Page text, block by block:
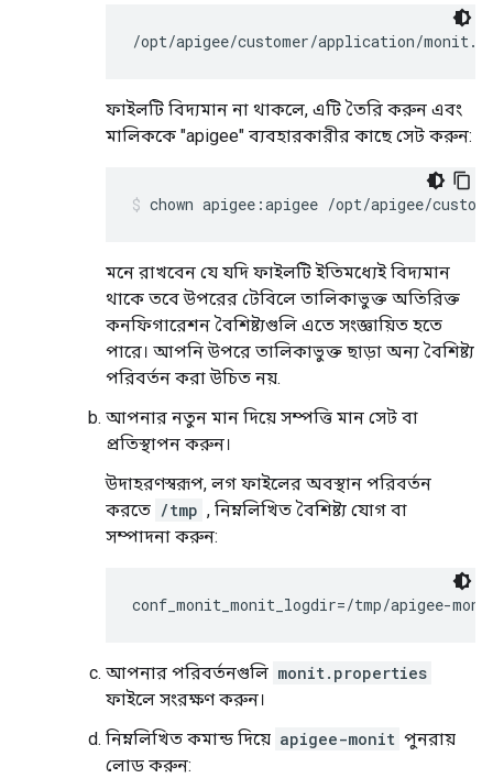
/opt/apigee/customer/application/
ফাইলটি বিদ্যমান না থাকলে, এটি তৈরি করুন এবং
মালিককে "apigee" ব্যবহারকারীর কাছে সেট করুন:
chown apigee:apigee /opt/apigee/
মনে রাখবেন যে যদি ফাইলটি ইতিমধ্যেই বিদ্যমান
থাকে তবে উপরের টেবিলে তালিকাভুক্ত অতিরিক্ত
কনফিগারেশন বৈশিষ্ট্যগুলি এতে সংজ্ঞায়িত হতে
পারে। আপনি উপরে তালিকাভুক্ত ছাড়া অন্য বৈশিষ্ট্য
পরিবর্তন করা উচিত নয়.
আপনার নতুন মান দিয়ে সম্পত্তি মান সেট বা
প্রতিস্থাপন করুন।
উদাহরণস্বরূপ, লগ ফাইলের অবস্থান পরিবর্তন
করতে /tmp , নিম্নলিখিত বৈশিষ্ট্য যোগ বা
সম্পাদনা করুন:
conf_monit_monit_logdir=/tmp/apigee-
আপনার পরিবর্তনগুলি monit.properties
ফাইলে সংরক্ষণ করুন।
নিম্নলিখিত কমান্ড দিয়ে apigee-monit পুনরায়
লোড করুন: